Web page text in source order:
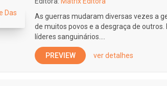
As guerras mudaram diversas vezes a
de muitos povos e a desgraça de
líderes sanguinários....
PREVIEW ver detalhes